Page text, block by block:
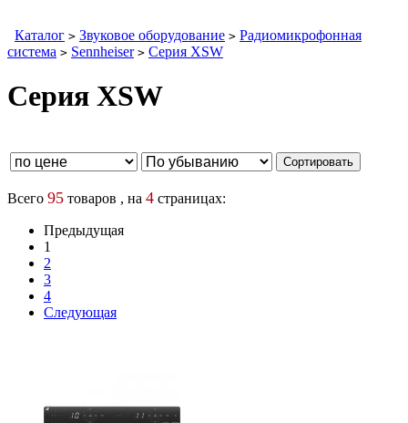
Каталог > Звуковое оборудование > Радиомикрофонная
система > Sennheiser > Серия XSW
Серия XSW
Всего 95 товаров , на 4 страницах:
Предыдущая
1
2
3
4
Следующая